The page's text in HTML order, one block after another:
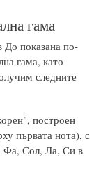
гама
До показана по-
гама, като
следните
построен
първата нота), с
Фа, Сол, Ла, Си в